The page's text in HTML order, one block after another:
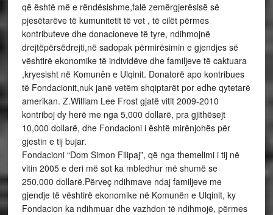
që është më e rëndësishme,falë zemërgjerësisë së
pjesëtarëve të kumunitetit të vet , të cilët përmes
kontributeve dhe donacioneve të tyre, ndihmojnë
drejtëpërsëdrejti,në sadopak përmirësimin e gjendjes së
vështirë ekonomike të individëve dhe familjeve të caktuara
,kryesisht në Komunēn e Ulqinit. Donatorë apo kontribues
të Fondacionit,nuk janë vetëm shqiptarët por edhe qytetarë
amerikan. Z.William Lee Frost gjatë vitit 2009-2010
kontriboj dy herë me nga 5,000 dollarë, pra gjithësejt
10,000 dollarë, dhe Fondacioni i është mirënjohës për
gjestin e tij bujar.
Fondacioni “Dom Simon Filipaj”, që nga themelimi i tij në
vitin 2005 e deri më sot ka mbledhur më shumë se
250,000 dollarë.Përveç ndihmave ndaj familjeve me
gjendje të vështirë ekonomike në Komunën e Ulqinit, ky
Fondacion ka ndihmuar dhe vazhdon të ndihmojë, përmes